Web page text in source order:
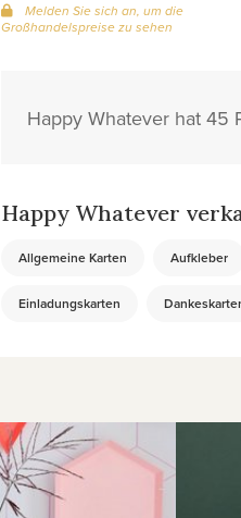
Melden Sie sich an, um die
Großhandelspreise zu sehen
Happy Whatever hat 45
Happy Whatever
Allgemeine Karten Aufkleber
Einladungskarten